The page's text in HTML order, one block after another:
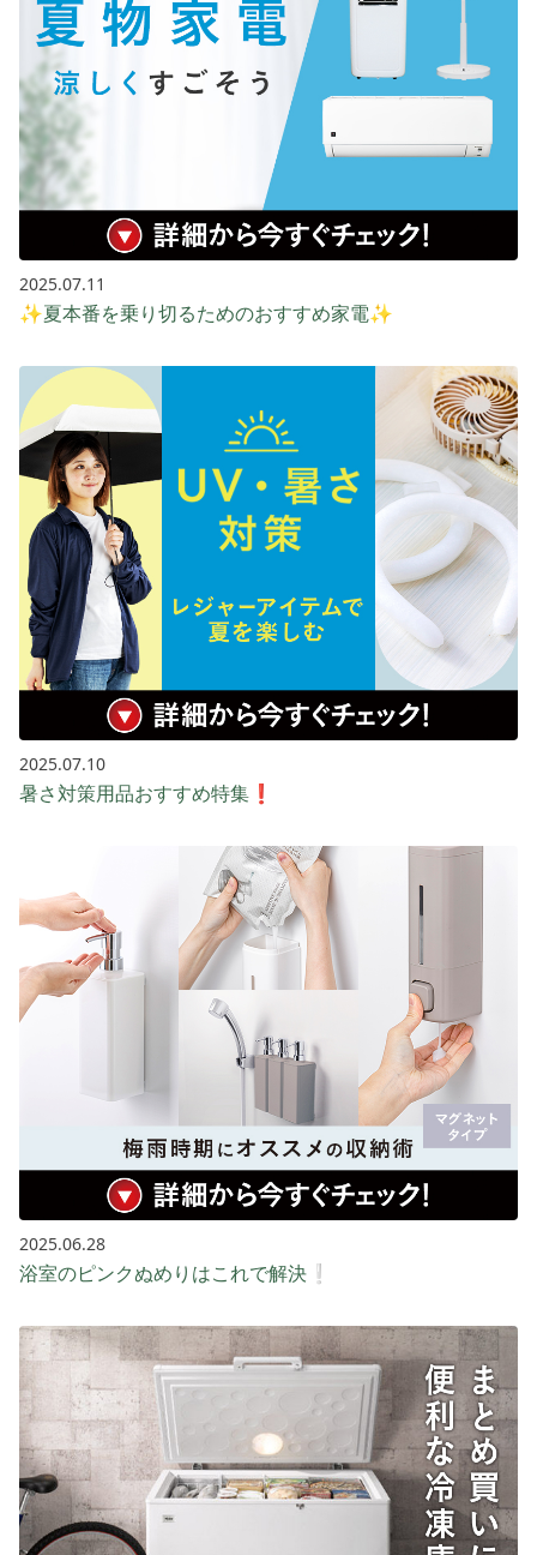
2025.07.11
✨夏本番を乗り切るためのおすすめ家電✨
2025.07.10
暑さ対策用品おすすめ特集❗
2025.06.28
浴室のピンクぬめりはこれで解決❕